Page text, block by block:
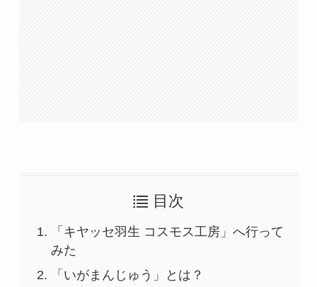
目次
「キヤッセ羽生 コスモス工房」へ行って
みた
「いがまんじゅう」とは？